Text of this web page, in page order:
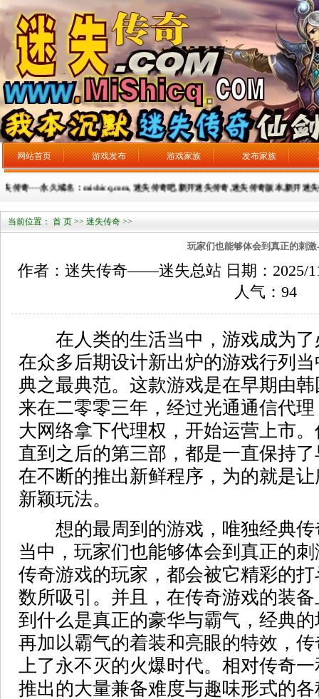
网站首页 游戏发布 游戏家族 发布家族
奇----永久域名：mishicq.com, 迷失传奇吧,新开迷失传奇,迷失传奇版本,新开迷失传
当前位置： 首 页 >> 迷失传奇 >>
玩家们也能够体会到真正的刺激
作者：迷失传奇——迷失总站 日期：2025/
人气： 94
在人类的生活当中，游戏成为了
在众多后期设计新出炉的游戏行列
典之最典范。这款游戏是在早期由
来在二零零三年，经过光通通信代
大网络拿下代理权，开始运营上市
直到之后的第三部，都是一直保持
在不断的推出新鲜程序，为的就是
新颖玩法。
想的最周到的游戏，唯独经典传
当中，玩家们也能够体会到真正的
传奇游戏的玩家，都会被它精彩的
数所吸引。并且，在传奇游戏的装
到什么是真正的豪华与霸气，经典
再加以霸气的着装和亮眼的特效，
上了永不灭的火爆时代。相对传奇
推出的大量兼备难度与趣味形式的